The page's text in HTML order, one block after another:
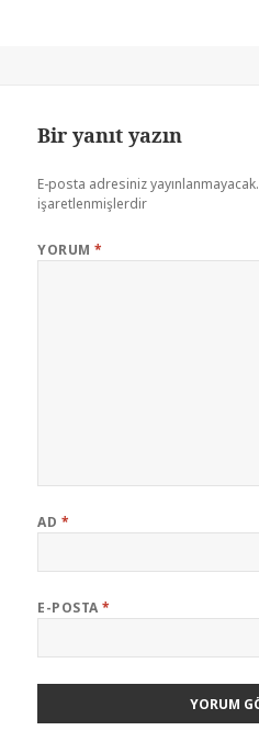
Bir yanıt yazın
E-posta adresiniz yayınlanmayacak.
işaretlenmişlerdir
YORUM*
AD *
E-POSTA*